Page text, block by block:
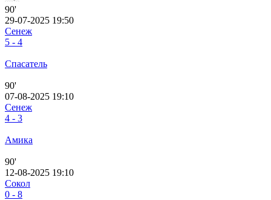
90'
29-07-2025 19:50
Сенеж
5 - 4
Спасатель
90'
07-08-2025 19:10
Сенеж
4 - 3
Амика
90'
12-08-2025 19:10
Сокол
0 - 8